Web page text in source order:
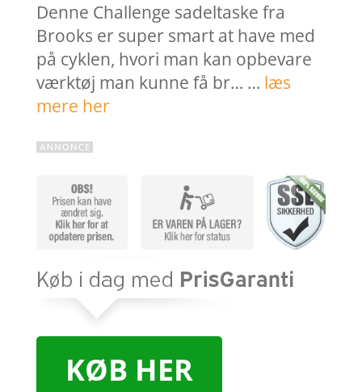
Denne Challenge sadeltaske fra
Brooks er super smart at have med
på cyklen, hvori man kan opbevare
værktøj man kunne få br… … læs
mere her
KØB HER